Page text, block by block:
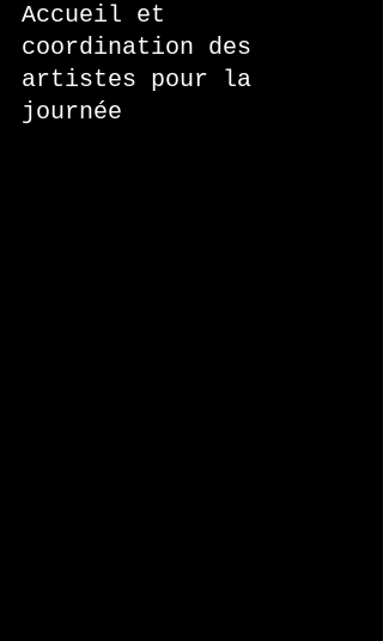
Accueil et
coordination des
artistes pour la
journée